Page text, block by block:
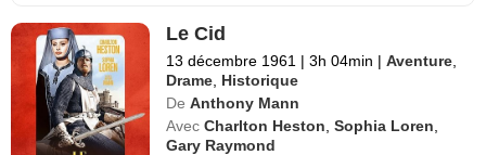
Le Cid
13 décembre 1961 | 3h 04min | Aventure
Drame Historique
De Anthony Mann
Avec Charlton Heston ,Sophia Loren
Gary Raymond